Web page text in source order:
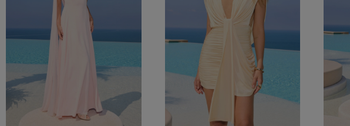
ALLE ANZEIGEN
PARTYKLEIDER
JEANSKLEIDER
COCTAILKLEIDER
SPITZENKLEIDER
FIGURBETONTE KLEIDER
ELEGANTE KLEIDER
AUSGESTELLTE KLEIDER
KARIERTE KLEIDER
TAILLIERTES KLEID
PAILLETTENKLEID
Saison / Stoff
SOMMERKLEIDER
Ausschnitt
AM RÜCKEN
AMERIKANISCHER
QUADRAT